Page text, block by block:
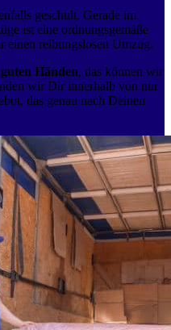
geschult. Gerade im
ist eine ordnungsgemäße
einen reibungslosen Umzug.
Händen, das können wir
wir Dir innerhalb von nur
das genau nach Deinen